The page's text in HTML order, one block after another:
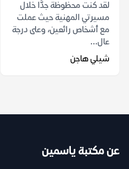
لقد كنت محظوظة جدًّا خلال
مسيرتي المهنية حيث عملت
مع أشخاص رائعين، وعلى درجة
عال...
شيلي هاجن
عن مكتبة ياسمين